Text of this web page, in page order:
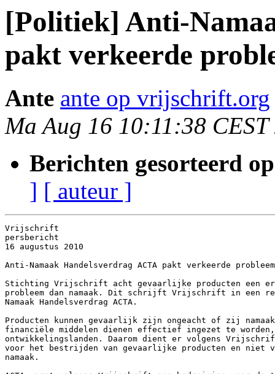
[Politiek] Anti-
pakt verkeerde
Ante ante op vrijschrift.org
Ma Aug 16 10:11:38 CEST
Berichten gesorteerd
] [ auteur ]
Vrijschrift
persbericht
16 augustus 2010
Anti-Namaak Handelsverdrag ACTA pakt verkeerde
Stichting Vrijschrift acht gevaarlijke producten een
probleem dan namaak. Dit schrijft Vrijschrift in een
Namaak Handelsverdrag ACTA.
Producten kunnen gevaarlijk zijn ongeacht of zij
financiële middelen dienen effectief ingezet te
ontwikkelingslanden. Daarom dient er volgens
voor het bestrijden van gevaarlijke producten en niet
namaak.